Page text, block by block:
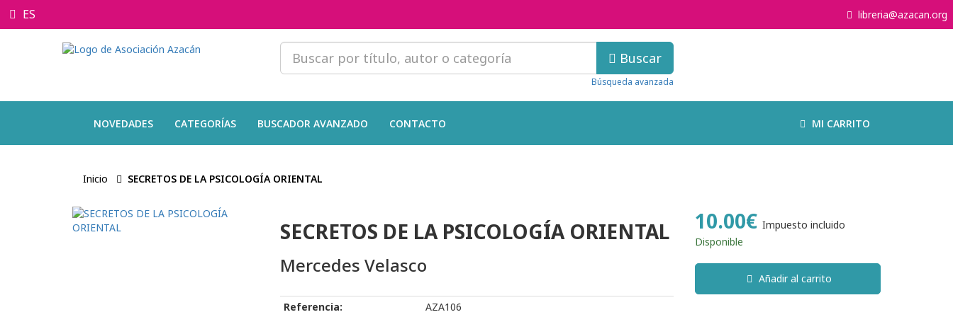
ES libreria@azacan.org
Buscar
Búsqueda avanzada
NOVEDADES CATEGORÍAS BUSCADOR AVANZADO CONTACTO MI CARRITO
Inicio SECRETOS DE LA PSICOLOGÍA ORIENTAL
SECRETOS DE LA PSICOLOGÍA ORIENTAL
Mercedes Velasco
Referencia: AZA106
10.00€ Impuesto incluido
Disponible
Añadir al carrito